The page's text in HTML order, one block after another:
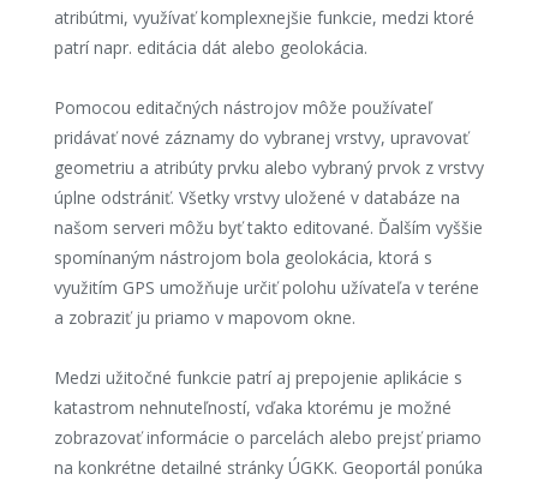
atribútmi, využívať komplexnejšie funkcie, medzi ktoré
patrí napr. editácia dát alebo geolokácia.
Pomocou editačných nástrojov môže používateľ
pridávať nové záznamy do vybranej vrstvy, upravovať
geometriu a atribúty prvku alebo vybraný prvok z vrstvy
úplne odstrániť. Všetky vrstvy uložené v databáze na
našom serveri môžu byť takto editované. Ďalším vyššie
spomínaným nástrojom bola geolokácia, ktorá s
využitím GPS umožňuje určiť polohu užívateľa v teréne
a zobraziť ju priamo v mapovom okne.
Medzi užitočné funkcie patrí aj prepojenie aplikácie s
katastrom nehnuteľností, vďaka ktorému je možné
zobrazovať informácie o parcelách alebo prejsť priamo
na konkrétne detailné stránky ÚGKK. Geoportál ponúka